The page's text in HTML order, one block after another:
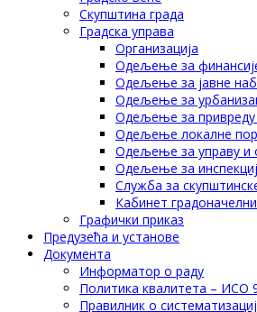
Скупштина града
Градска управа
Организација
Одељење за
Одељење за јавне
Одељење за
Одељење за привреду
Одељење локалне
Одељење за управу и
Одељење за
Служба за
Кабинет
Графички приказ
Предузећа и установе
Документа
Информатор о раду
Политика квалитета – ИСО
Правилник о